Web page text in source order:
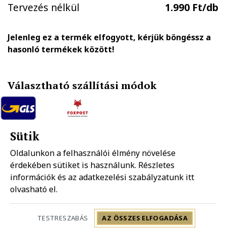
Tervezés nélkül 1.990 Ft/db
Jelenleg ez a termék elfogyott, kérjük böngéssz a
hasonló termékek között!
Választható szállítási módok
1.890 Ft
Mpl házhozszállítás
1.990 Ft
Mpl postapont
Szállítás: 2-5 munkanap
Sütik
Oldalunkon a felhasználói élmény növelése
érdekében sütiket is használunk. Részletes
információk és az adatkezelési szabályzatunk itt
olvasható el.
TESTRESZABÁS AZ ÖSSZES ELFOGADÁSA